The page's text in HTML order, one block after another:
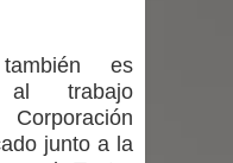
es
al trabajo
junto a la